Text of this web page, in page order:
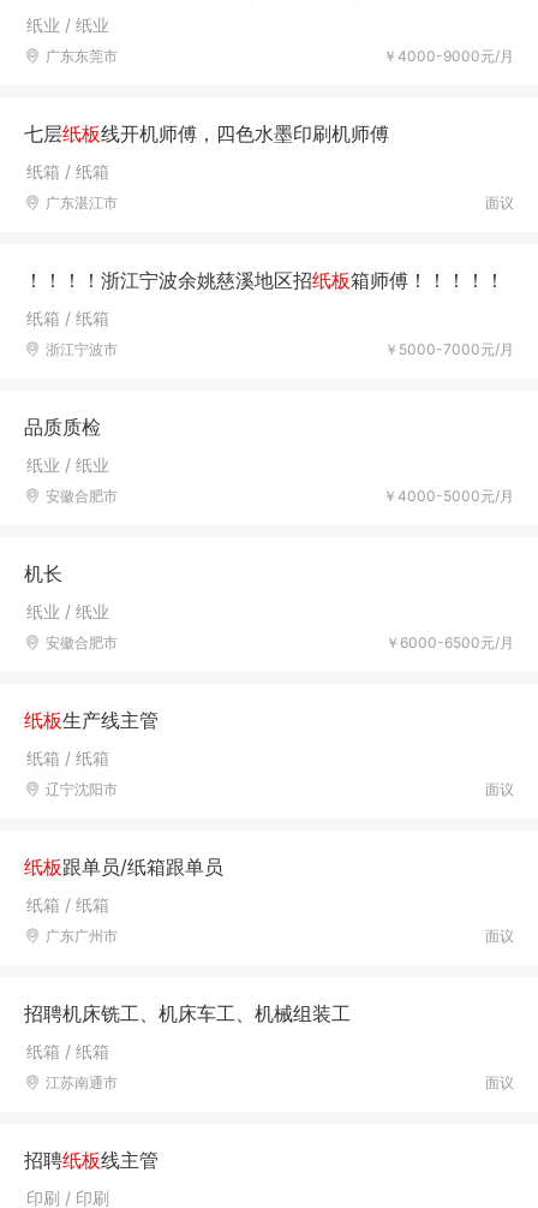
纸业 / 纸业
￥4000-9000元/月
广东东莞市
七层纸板线开机师傅，四色水墨印刷机师傅
纸箱 / 纸箱
面议
广东湛江市
！！！！浙江宁波余姚慈溪地区招纸板箱师傅！！！！！
纸箱 / 纸箱
￥5000-7000元/月
浙江宁波市
品质质检
纸业 / 纸业
￥4000-5000元/月
安徽合肥市
机长
纸业 / 纸业
￥6000-6500元/月
安徽合肥市
纸板生产线主管
纸箱 / 纸箱
面议
辽宁沈阳市
纸板跟单员/纸箱跟单员
纸箱 / 纸箱
面议
广东广州市
招聘机床铣工、机床车工、机械组装工
纸箱 / 纸箱
面议
江苏南通市
招聘纸板线主管
印刷 / 印刷